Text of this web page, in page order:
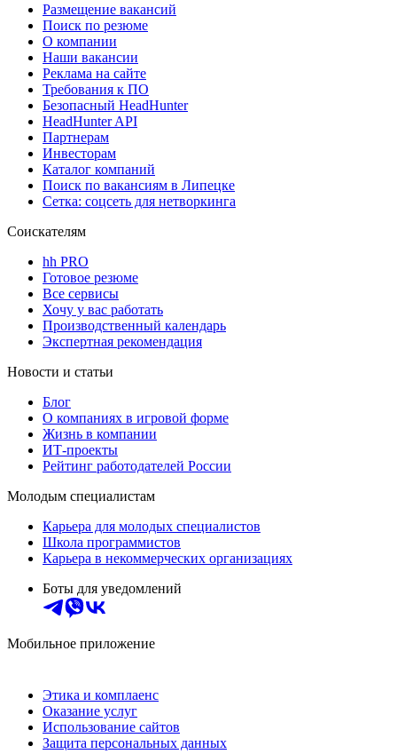
Размещение вакансий
Поиск по резюме
О компании
Наши вакансии
Реклама на сайте
Требования к ПО
Безопасный HeadHunter
HeadHunter API
Партнерам
Инвесторам
Каталог компаний
Поиск по вакансиям в Липецке
Сетка: соцсеть для нетворкинга
Соискателям
hh PRO
Готовое резюме
Все сервисы
Хочу у вас работать
Производственный календарь
Экспертная рекомендация
Новости и статьи
Блог
О компаниях в игровой форме
Жизнь в компании
ИТ-проекты
Рейтинг работодателей России
Молодым специалистам
Карьера для молодых специалистов
Школа программистов
Карьера в некоммерческих организациях
Боты для уведомлений
Мобильное приложение
Этика и комплаенс
Оказание услуг
Использование сайтов
Защита персональных данных